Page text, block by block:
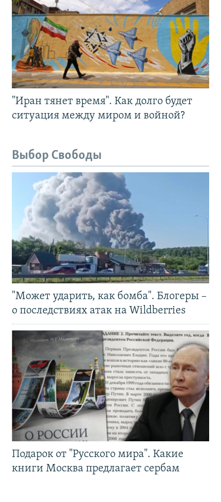
"Иран тянет время". Как долго будет
ситуация между миром и войной?
Выбор Свободы
"Может ударить, как бомба". Блогеры –
о последствиях атак на Wildberries
Подарок от "Русского мира". Какие
книги Москва предлагает сербам